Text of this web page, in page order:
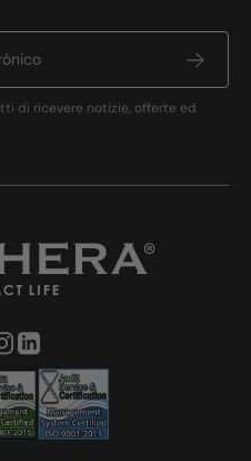
di ricevere notizie, offerte ed